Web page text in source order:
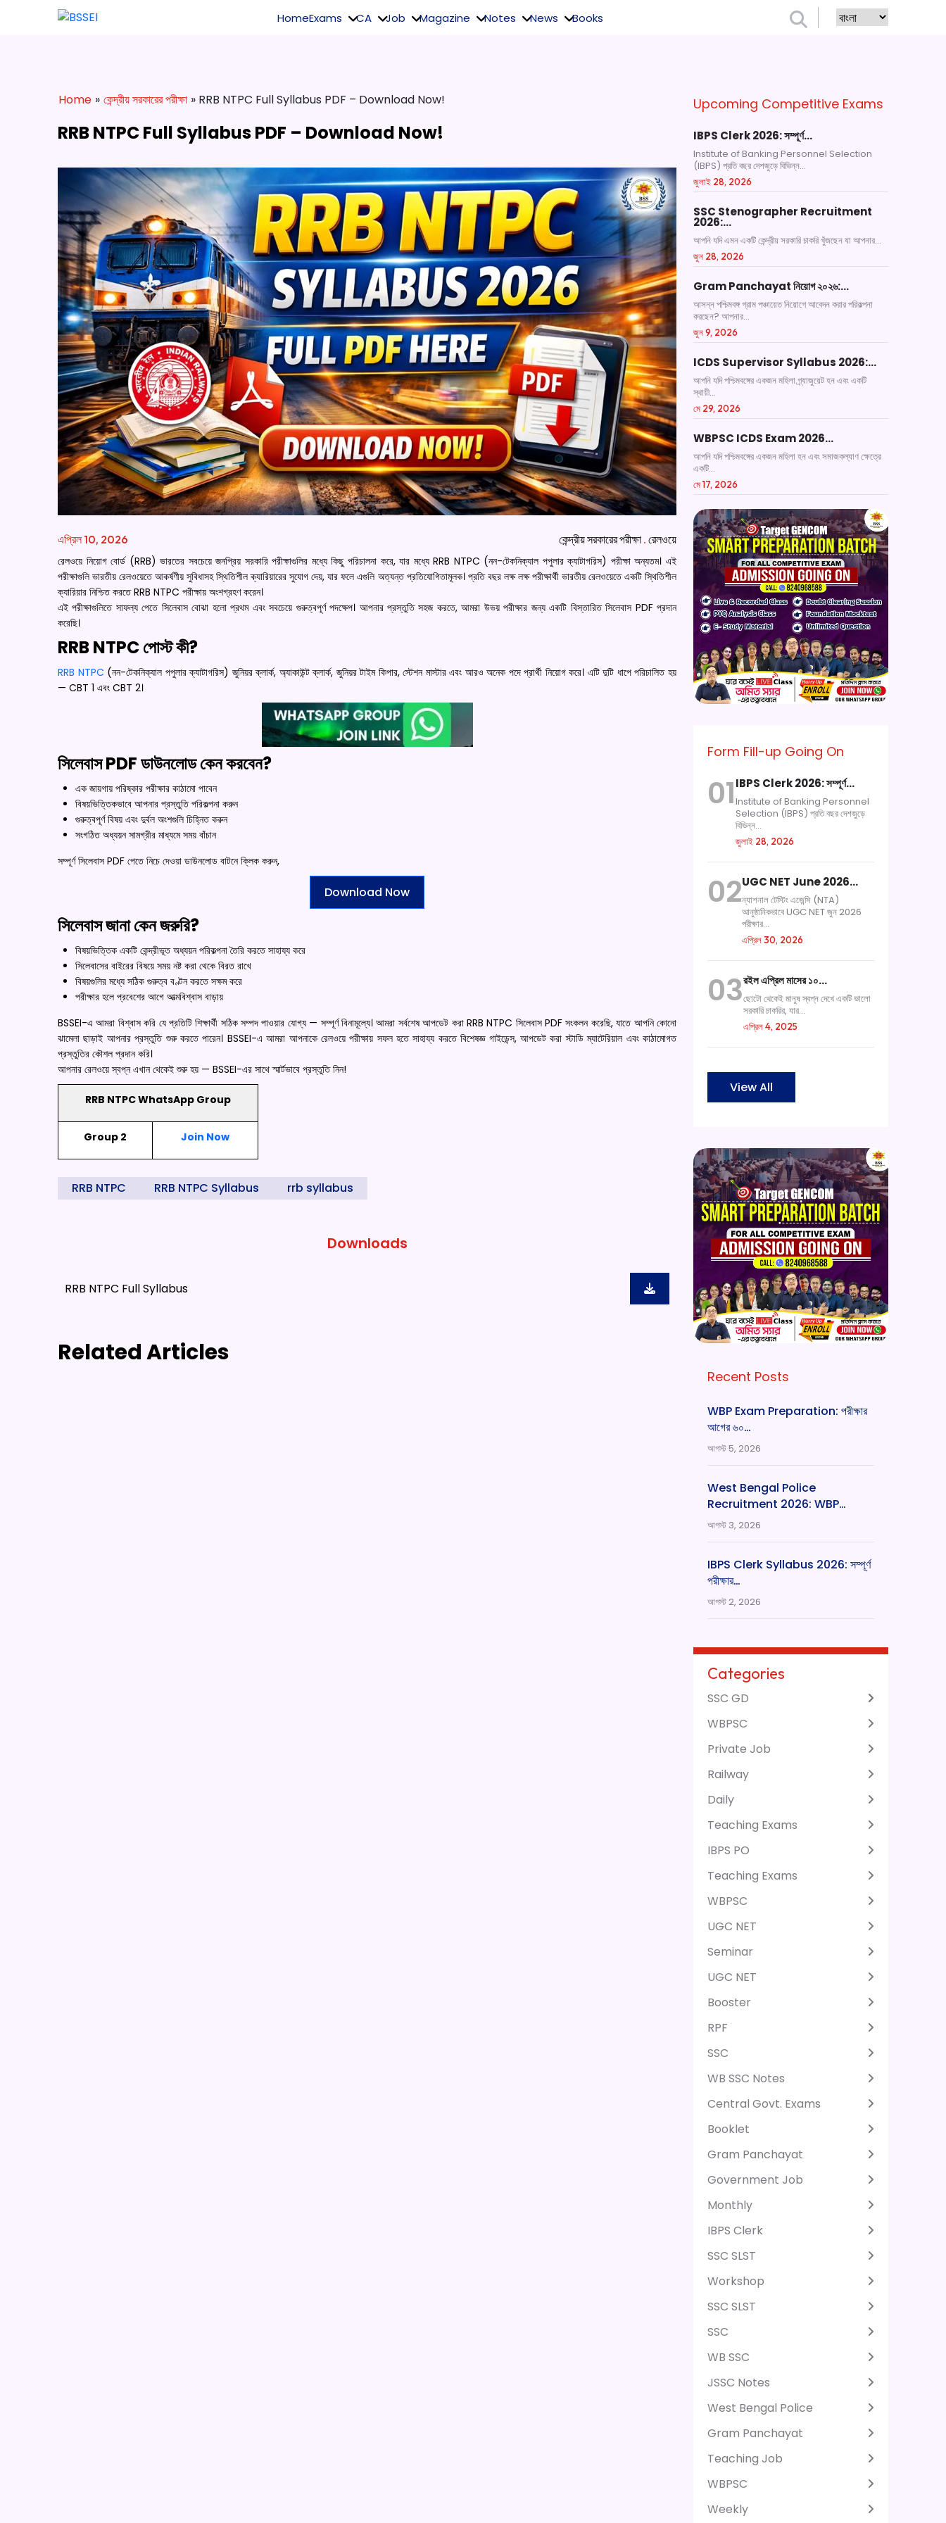
HomeExams CA Job Magazine Notes News Books
Home » কেন্দ্রীয় সরকারের পরীক্ষা » RRB NTPC Full Syllabus PDF – Download Now!
RRB NTPC Full Syllabus PDF – Download Now!
এপ্রিল 10, 2026 কেন্দ্রীয় সরকারের পরীক্ষা . রেলওয়ে
রেলওয়ে নিয়োগ বোর্ড (RRB) ভারতের সবচেয়ে জনপ্রিয় সরকারি পরীক্ষাগুলির মধ্যে কিছু পরিচালনা করে, যার মধ্যে RRB NTPC (নন-টেকনিক্যাল পপুলার ক্যাটাগরিস) পরীক্ষা অন্যতম। এই
পরীক্ষাগুলি ভারতীয় রেলওয়েতে আকর্ষণীয় সুবিধাসহ স্থিতিশীল ক্যারিয়ারের সুযোগ দেয়, যার ফলে এগুলি অত্যন্ত প্রতিযোগিতামূলক। প্রতি বছর লক্ষ লক্ষ পরীক্ষার্থী ভারতীয় রেলওয়েতে একটি স্থিতিশীল
ক্যারিয়ার নিশ্চিত করতে RRB NTPC পরীক্ষায় অংশগ্রহণ করেন।
এই পরীক্ষাগুলিতে সাফল্য পেতে সিলেবাস বোঝা হলো প্রথম এবং সবচেয়ে গুরুত্বপূর্ণ পদক্ষেপ। আপনার প্রস্তুতি সহজ করতে, আমরা উভয় পরীক্ষার জন্য একটি বিস্তারিত সিলেবাস PDF প্রদান
করেছি।
RRB NTPC পোস্ট কী?
RRB NTPC (নন-টেকনিক্যাল পপুলার ক্যাটাগরিস) জুনিয়র ক্লার্ক, অ্যাকাউন্ট ক্লার্ক, জুনিয়র টাইম কিপার, স্টেশন মাস্টার এবং আরও অনেক পদে প্রার্থী নিয়োগ করে। এটি দুটি ধাপে পরিচালিত হয়
— CBT 1 এবং CBT 2।
সিলেবাস PDF ডাউনলোড কেন করবেন?
এক জায়গায় পরিষ্কার পরীক্ষার কাঠামো পাবেন
বিষয়ভিত্তিকভাবে আপনার প্রস্তুতি পরিকল্পনা করুন
গুরুত্বপূর্ণ বিষয় এবং দুর্বল অংশগুলি চিহ্নিত করুন
সংগঠিত অধ্যয়ন সামগ্রীর মাধ্যমে সময় বাঁচান
সম্পূর্ণ সিলেবাস PDF পেতে নিচে দেওয়া ডাউনলোড বাটনে ক্লিক করুন,
Download Now
সিলেবাস জানা কেন জরুরি?
বিষয়ভিত্তিক একটি কেন্দ্রীভূত অধ্যয়ন পরিকল্পনা তৈরি করতে সাহায্য করে
সিলেবাসের বাইরের বিষয়ে সময় নষ্ট করা থেকে বিরত রাখে
বিষয়গুলির মধ্যে সঠিক গুরুত্ব বণ্টন করতে সক্ষম করে
পরীক্ষার হলে প্রবেশের আগে আত্মবিশ্বাস বাড়ায়
BSSEI-এ আমরা বিশ্বাস করি যে প্রতিটি শিক্ষার্থী সঠিক সম্পদ পাওয়ার যোগ্য — সম্পূর্ণ বিনামূল্যে। আমরা সর্বশেষ আপডেট করা RRB NTPC সিলেবাস PDF সংকলন করেছি, যাতে আপনি কোনো
ঝামেলা ছাড়াই আপনার প্রস্তুতি শুরু করতে পারেন। BSSEI-এ আমরা আপনাকে রেলওয়ে পরীক্ষায় সফল হতে সাহায্য করতে বিশেষজ্ঞ গাইডেন্স, আপডেট করা স্টাডি ম্যাটেরিয়াল এবং কাঠামোগত
প্রস্তুতির কৌশল প্রদান করি।
আপনার রেলওয়ে স্বপ্ন এখান থেকেই শুরু হয় — BSSEI-এর সাথে স্মার্টভাবে প্রস্তুতি নিন!
RRB NTPC WhatsApp Group
Group 2 Join Now
RRB NTPC RRB NTPC Syllabus rrb syllabus
Downloads
RRB NTPC Full Syllabus
Related Articles
Upcoming Competitive Exams
IBPS Clerk 2026: সম্পূর্ণ…
Institute of Banking Personnel Selection
(IBPS) প্রতি বছর দেশজুড়ে বিভিন্ন...
জুলাই 28, 2026
SSC Stenographer Recruitment
2026:…
আপনি যদি এমন একটি কেন্দ্রীয় সরকারি চাকরি খুঁজছেন যা আপনার...
জুন 28, 2026
Gram Panchayat নিয়োগ ২০২৬:…
আসন্ন পশ্চিমবঙ্গ গ্রাম পঞ্চায়েত নিয়োগে আবেদন করার পরিকল্পনা
করছেন? আপনার...
জুন 9, 2026
ICDS Supervisor Syllabus 2026:…
আপনি যদি পশ্চিমবঙ্গের একজন মহিলা গ্র্যাজুয়েট হন এবং একটি
স্থায়ী...
মে 29, 2026
WBPSC ICDS Exam 2026…
আপনি যদি পশ্চিমবঙ্গের একজন মহিলা হন এবং সমাজকল্যাণ ক্ষেত্রে
একটি...
মে 17, 2026
Form Fill-up Going On
01IBPS Clerk 2026: সম্পূর্ণ…
Institute of Banking Personnel
Selection (IBPS) প্রতি বছর দেশজুড়ে
বিভিন্ন...
জুলাই 28, 2026
02UGC NET June 2026…
ন্যাশনাল টেস্টিং এজেন্সি (NTA)
আনুষ্ঠানিকভাবে UGC NET জুন 2026
পরীক্ষার...
এপ্রিল 30, 2026
03রইল এপ্রিল মাসের ১০…
ছোটো থেকেই মানুষ স্বপ্ন দেখে একটি ভালো
সরকারি চাকরির, যার...
এপ্রিল 4, 2025
View All
Recent Posts
WBP Exam Preparation: পরীক্ষার
আগের ৬০…
আগস্ট 5, 2026
West Bengal Police
Recruitment 2026: WBP…
আগস্ট 3, 2026
IBPS Clerk Syllabus 2026: সম্পূর্ণ
পরীক্ষার…
আগস্ট 2, 2026
Categories
SSC GD
WBPSC
Private Job
Railway
Daily
Teaching Exams
IBPS PO
Teaching Exams
WBPSC
UGC NET
Seminar
UGC NET
Booster
RPF
SSC
WB SSC Notes
Central Govt. Exams
Booklet
Gram Panchayat
Government Job
Monthly
IBPS Clerk
SSC SLST
Workshop
SSC SLST
SSC
WB SSC
JSSC Notes
West Bengal Police
Gram Panchayat
Teaching Job
WBPSC
Weekly